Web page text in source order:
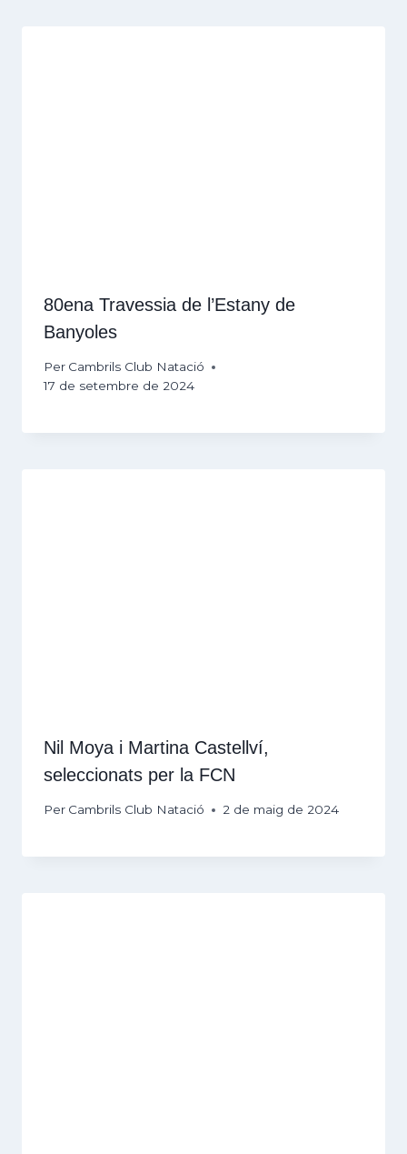
80ena Travessia de l’Estany de
Banyoles
Per Cambrils Club Natació
17 de setembre de 2024
Nil Moya i Martina Castellví,
seleccionats per la FCN
Per Cambrils Club Natació 2 de maig de 2024